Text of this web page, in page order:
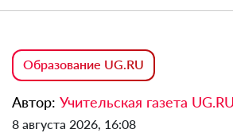
Образование UG.RU
Автор: Учительская газета UG.RU
8 августа 2026, 16:08